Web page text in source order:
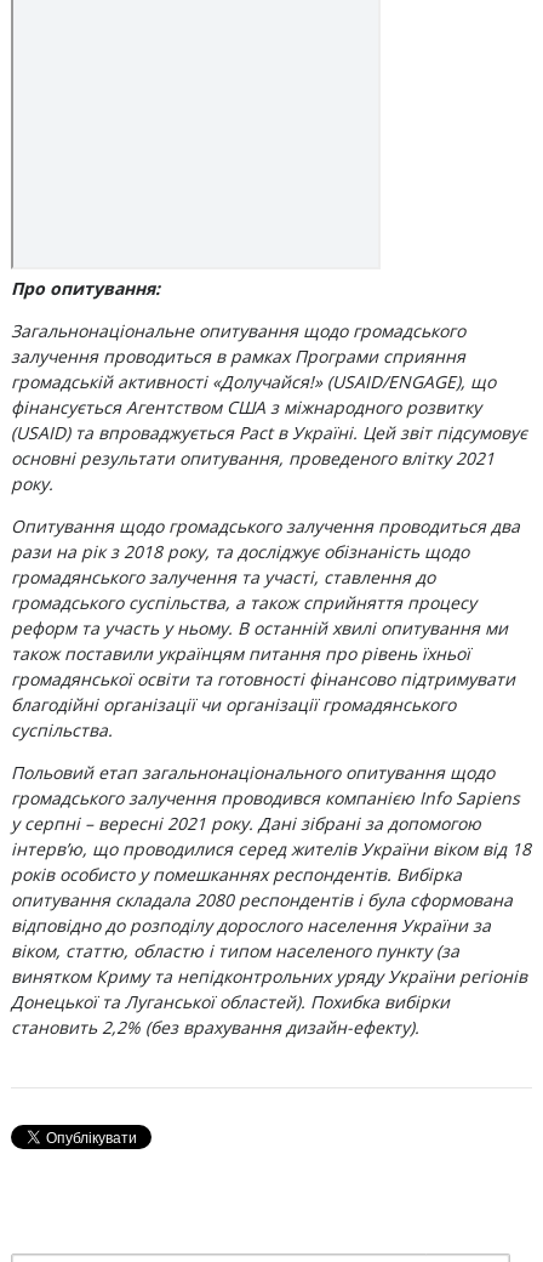
Про опитування:
Загальнонаціональне опитування щодо громадського
залучення проводиться в рамках Програми сприяння
громадській активності «Долучайся!» (USAID/ENGAGE), що
фінансується Агентством США з міжнародного розвитку
(USAID) та впроваджується Pact в Україні. Цей звіт підсумовує
основні результати опитування, проведеного влітку 2021
року.
Опитування щодо громадського залучення проводиться два
рази на рік з 2018 року, та досліджує обізнаність щодо
громадянського залучення та участі, ставлення до
громадського суспільства, а також сприйняття процесу
реформ та участь у ньому. В останній хвилі опитування ми
також поставили українцям питання про рівень їхньої
громадянської освіти та готовності фінансово підтримувати
благодійні організації чи організації громадянського
суспільства.
Польовий етап загальнонаціонального опитування щодо
громадського залучення проводився компанією Info Sapiens
у серпні – вересні 2021 року. Дані зібрані за допомогою
інтерв’ю, що проводилися серед жителів України віком від 18
років особисто у помешканнях респондентів. Вибірка
опитування складала 2080 респондентів і була сформована
відповідно до розподілу дорослого населення України за
віком, статтю, областю і типом населеного пункту (за
винятком Криму та непідконтрольних уряду України регіонів
Донецької та Луганської областей). Похибка вибірки
становить 2,2% (без врахування дизайн-ефекту).